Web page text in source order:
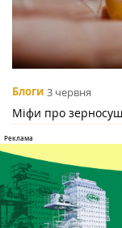
Блоги 3 червня
Міфи про